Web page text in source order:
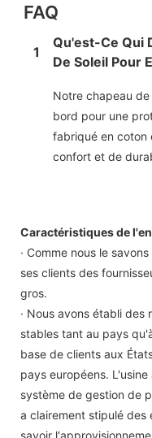
FAQ
1
Qu'est-Ce Qui
De Soleil Pour
Notre chapeau
bord pour une
fabriqué en coton
confort et de
Caractéristiques de
· Comme nous le
ses clients des
gros.
· Nous avons établi des
stables tant au pays
base de clients aux
pays européens.
système de gestion de
a clairement stipulé des